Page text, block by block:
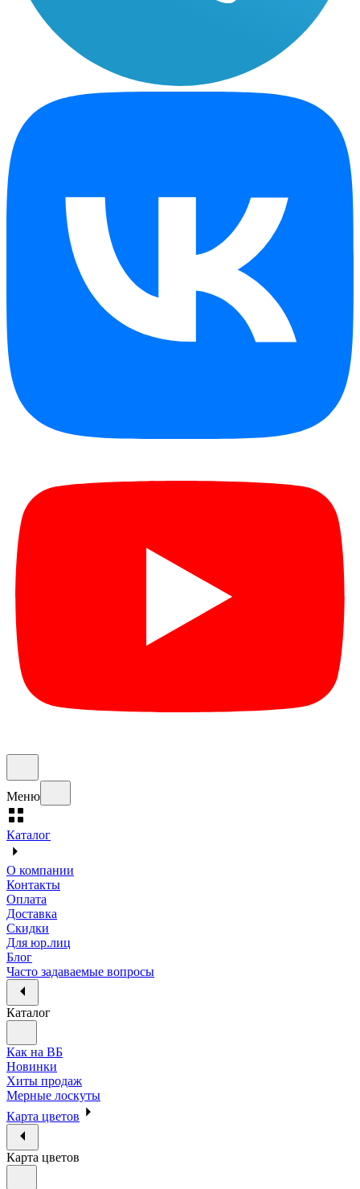
Меню
Каталог
О компании
Контакты
Оплата
Доставка
Скидки
Для юр.лиц
Блог
Часто задаваемые вопросы
Каталог
Как на ВБ
Новинки
Хиты продаж
Мерные лоскуты
Карта цветов
Карта цветов